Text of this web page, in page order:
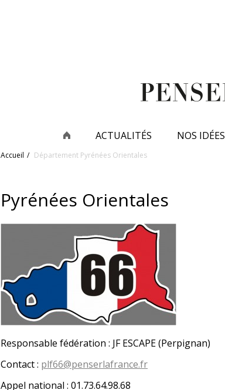
ACTUALITÉS NOS IDÉES
Accueil Département Pyrénées Orientales
Pyrénées Orientales
Responsable fédération : JF ESCAPE (Perpignan)
Contact : plf66@penserlafrance.fr
Appel national : 01.73.64.98.68